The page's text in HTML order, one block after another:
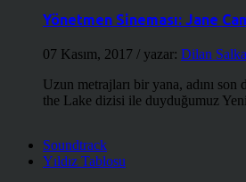
Yönetmen Sineması: Jane
07 Kasım, 2017 / yazar: Dilan
Uzun metrajları bir yana, adını
the Lake dizisi ile duyduğumuz
Soundtrack
Yıldız Tablosu